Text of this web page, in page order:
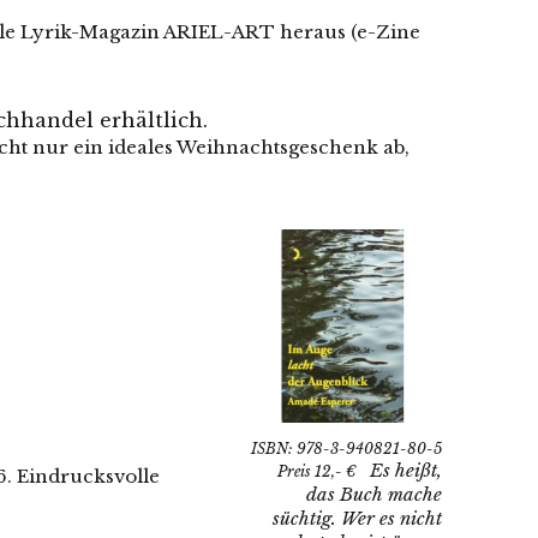
Lyrik-Magazin ARIEL-ART heraus (e-Zine
erhältlich.
nur ein ideales Weihnachtsgeschenk ab,
ISBN: 978-3-940821-80-5
Preis 12,- €
Es heißt,
das Buch mache
süchtig. Wer es nicht